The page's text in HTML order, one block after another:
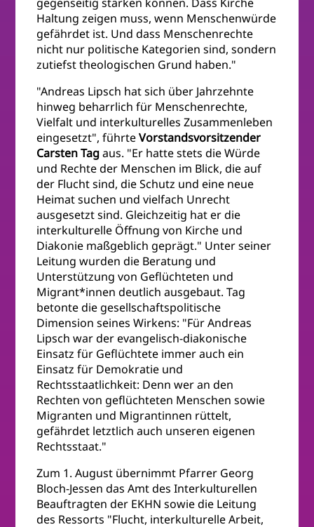
Haltung zeigen muss, wenn Menschenwürde
gefährdet ist. Und dass Menschenrechte
nicht nur politische Kategorien sind, sondern
zutiefst theologischen Grund haben."
"Andreas Lipsch hat sich über Jahrzehnte
hinweg beharrlich für Menschenrechte,
Vielfalt und interkulturelles Zusammenleben
eingesetzt", führteVorstandsvorsitzender
Carsten Tagaus. "Er hatte stets die Würde
und Rechte der Menschen im Blick, die auf
der Flucht sind, die Schutz und eine neue
Heimat suchen und vielfach Unrecht
ausgesetzt sind. Gleichzeitig hat er die
interkulturelle Öffnung von Kirche und
Diakonie maßgeblich geprägt." Unter seiner
Leitung wurden die Beratung und
Unterstützung von Geflüchteten und
Migrant*innen deutlich ausgebaut. Tag
betonte die gesellschaftspolitische
Dimension seines Wirkens: "Für Andreas
Lipsch war der evangelisch-diakonische
Einsatz für Geflüchtete immer auch ein
Einsatz für Demokratie und
Rechtsstaatlichkeit: Denn wer an den
Rechten von geflüchteten Menschen sowie
Migranten und Migrantinnen rüttelt,
gefährdet letztlich auch unseren eigenen
Rechtsstaat."
Zum 1. August übernimmt Pfarrer Georg
Bloch-Jessen das Amt des Interkulturellen
Beauftragten der EKHN sowie die Leitung
des Ressorts "Flucht, interkulturelle Arbeit,